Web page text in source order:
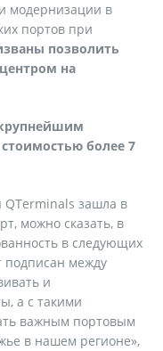
модернизации в
портов при
позволить
на
более 7
QTerminals зашла в
можно сказать, в
в следующих
подписан между
и
а с такими
важным портовым
в нашем регионе»,